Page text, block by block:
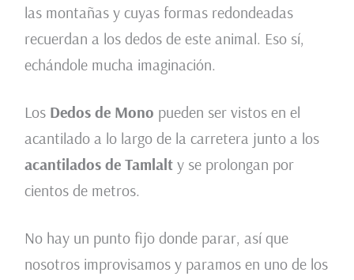
las montañas y cuyas formas redondeadas
recuerdan a los dedos de este animal. Eso sí,
echándole mucha imaginación.
Los Dedos de Mono pueden ser vistos en el
acantilado a lo largo de la carretera junto a los
acantilados de Tamlalty se prolongan por
cientos de metros.
No hay un punto fijo donde parar, así que
nosotros improvisamos y paramos en uno de los